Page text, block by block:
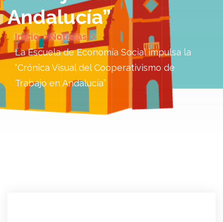
Andalucía”
Inicio
Noticias
La Escuela de Economía Social impulsa la
“Crónica Visual del Cooperativismo de
Trabajo en Andalucía”